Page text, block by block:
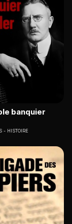
banquier
HISTOIRE